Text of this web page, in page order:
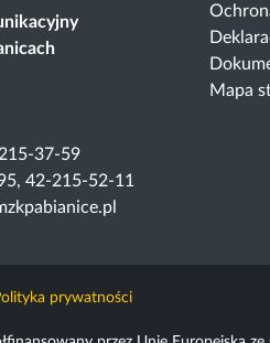
37-59
42-215-52-11
Mapa
prywatności